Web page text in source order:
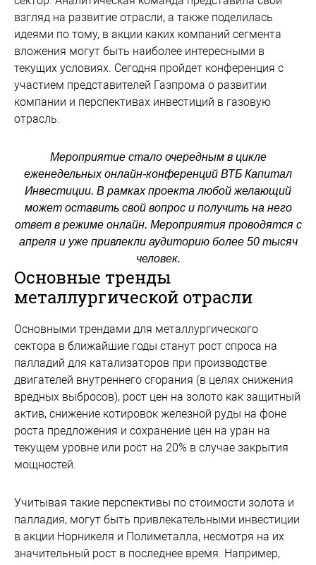
взгляд на развитие отрасли, а также поделилась
идеями по тому, в акции каких компаний сегмента
вложения могут быть наиболее интересными в
текущих условиях. Сегодня пройдет конференция с
участием представителей Газпрома о развитии
компании и перспективах инвестиций в газовую
отрасль.
Мероприятие стало очередным в цикле
еженедельных онлайн-конференций ВТБ Капитал
Инвестиции. В рамках проекта любой желающий
может оставить свой вопрос и получить на него
ответ в режиме онлайн. Мероприятия проводятся с
апреля и уже привлекли аудиторию более 50 тысяч
человек.
Основные тренды
металлургической отрасли
Основными трендами для металлургического
сектора в ближайшие годы станут рост спроса на
палладий для катализаторов при производстве
двигателей внутреннего сгорания (в целях снижения
вредных выбросов), рост цен на золото как защитный
актив, снижение котировок железной руды на фоне
роста предложения и сохранение цен на уран на
текущем уровне или рост на 20% в случае закрытия
мощностей.
Учитывая такие перспективы по стоимости золота и
палладия, могут быть привлекательными инвестиции
в акции Норникеля и Полиметалла, несмотря на их
значительный рост в последнее время. Например,